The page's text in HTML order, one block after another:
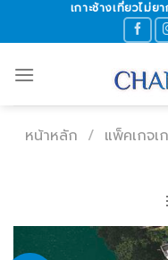
เกาะช้างเที่ยวไม่
หน้าหลัก / แพ็คเกจเ